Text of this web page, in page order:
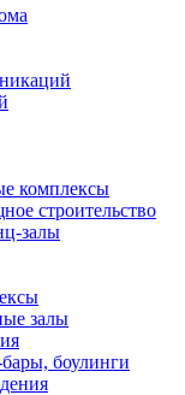
комплексы
строительство
залы
залы
боулинги